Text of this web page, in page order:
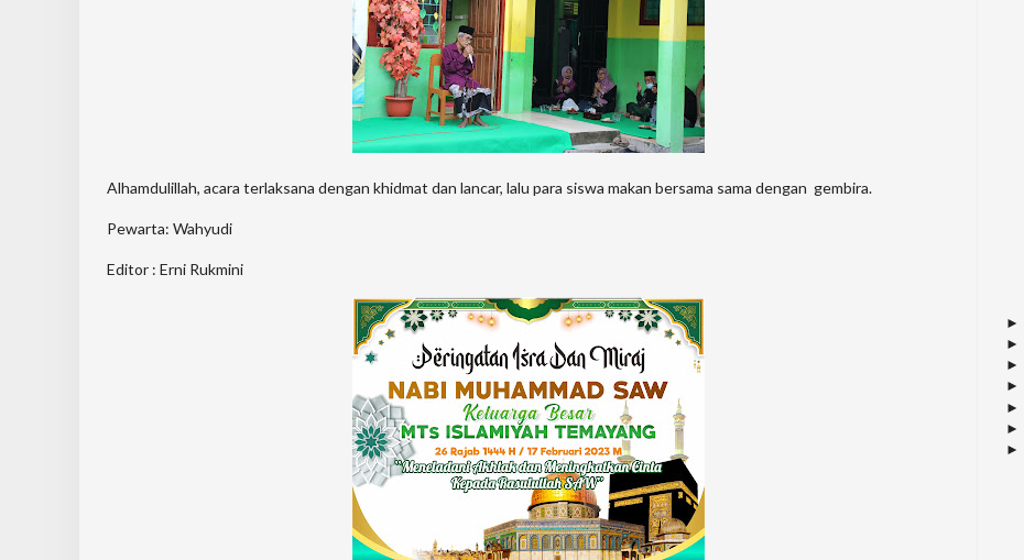
Alhamdulillah, acara terlaksana dengan khidmat dan lancar, lalu para siswa makan bersama sama dengan gembira.
Pewarta: Wahyudi
Editor : Erni Rukmini
►
►
►
►
►
►
►